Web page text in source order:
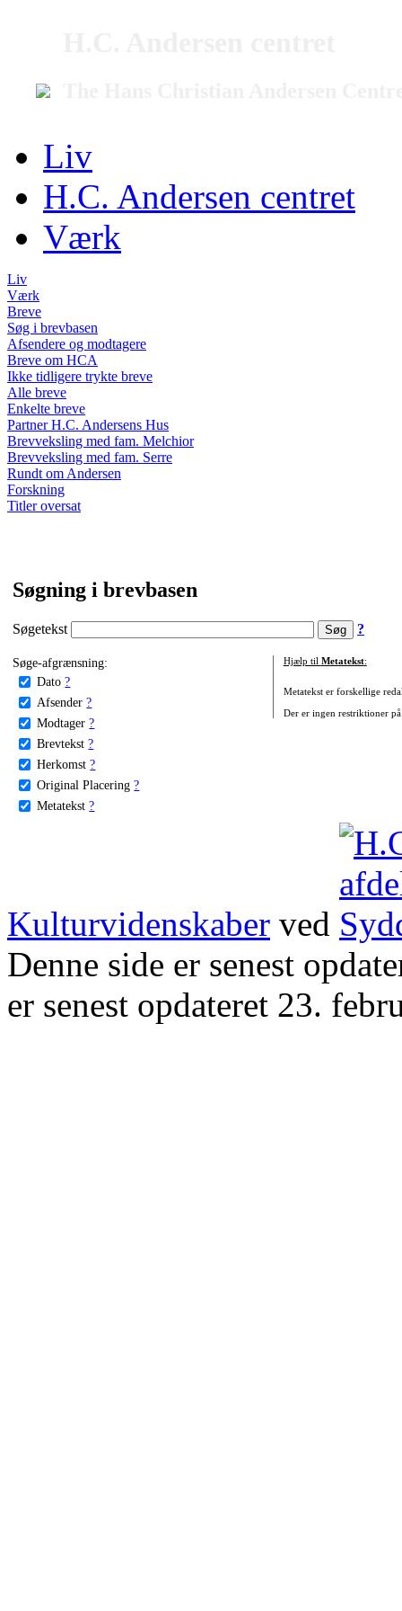
Liv
H.C. Andersen centret
Værk
Liv
Værk
Breve
Søg i brevbasen
Afsendere og modtagere
Breve om HCA
Ikke tidligere trykte breve
Alle breve
Enkelte breve
Partner H.C. Andersens Hus
Brevveksling med fam. Melchior
Brevveksling med fam. Serre
Rundt om Andersen
Forskning
Titler oversat
Søgning i brevbasen
Søgetekst ?
Søge-afgrænsning:
Dato ?
Afsender ?
Modtager ?
Brevtekst ?
Herkomst ?
Original Placering ?
Metatekst ?
Hjælp til Metatekst:
Metatekst er forskellige
Der er ingen restriktioner
Kulturvidenskaber ved
Denne side er senest
er senest opdateret 23.